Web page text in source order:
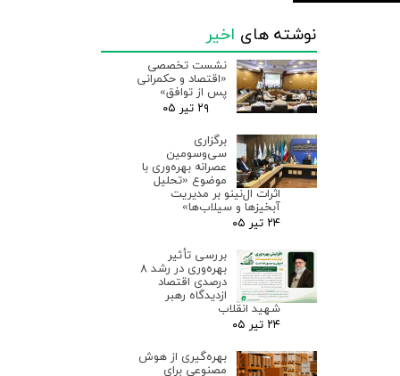
نوشته های اخیر
نشست تخصصی
«اقتصاد و حکمرانی
پس از توافق»
۲۹ تیر ۰۵
برگزاری
سی‌وسومین
عصرانه بهره‌وری با
موضوع «تحلیل
اثرات ال‌نینو بر مدیریت
آبخیزها و سیلاب‌ها»
۲۴ تیر ۰۵
بررسی تأثیر
بهره‌وری در رشد ۸
درصدی اقتصاد
ازدیدگاه رهبر
شهید انقلاب
۲۴ تیر ۰۵
بهره‌گیری از هوش
مصنوعی برای